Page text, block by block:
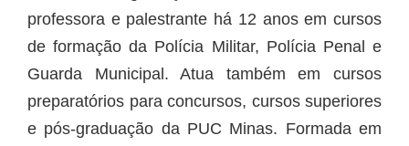
professora e palestrante há 12 anos em cursos
de formação da Polícia Militar, Polícia Penal e
Guarda Municipal. Atua também em cursos
preparatórios para concursos, cursos superiores
e pós-graduação da PUC Minas. Formada em